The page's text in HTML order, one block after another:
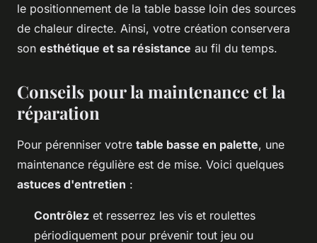
le positionnement de la table basse loin des sources
de chaleur directe. Ainsi, votre création conservera
son esthétique et sa résistance au fil du temps.
Conseils pour la maintenance et la
réparation
Pour pérenniser votre table basse en palette, une
maintenance régulière est de mise. Voici quelques
astuces d'entretien :
Contrôlez et resserrez les vis et roulettes
périodiquement pour prévenir tout jeu ou